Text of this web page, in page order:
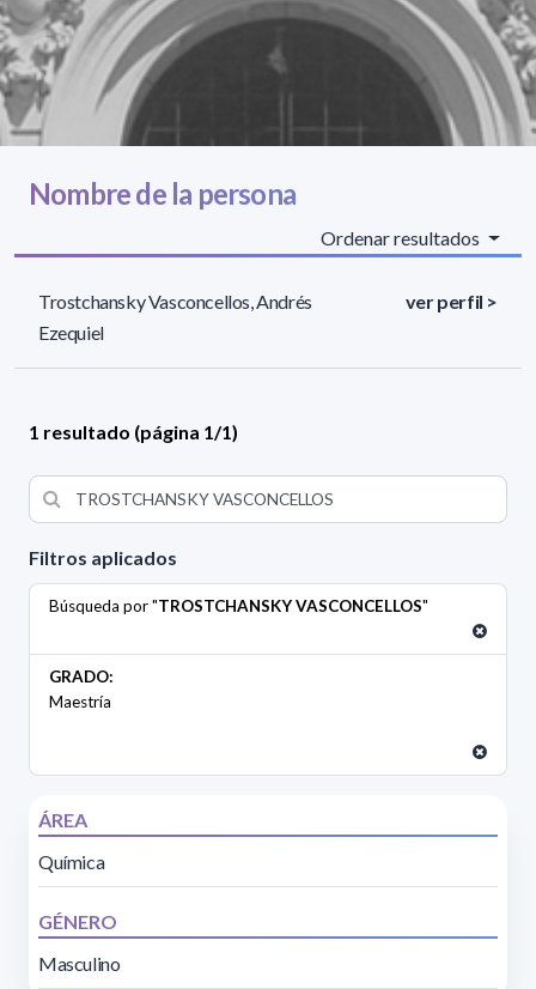
Filtros aplicados
Búsqueda por "TROSTCHANSKY VASCONCELLOS"
GRADO:
Maestría
ÁREA
Química
GÉNERO
Masculino
Nombre de la persona
Ordenar resultados
Trostchansky Vasconcellos, Andrés
Ezequiel
ver perfil >
1 resultado (página 1/1)